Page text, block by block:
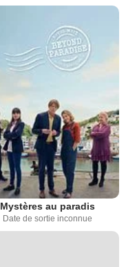
Mystères au paradis
Date de sortie inconnue